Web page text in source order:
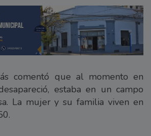
comentó que al momento en
estaba en un campo
La mujer y su familia viven en